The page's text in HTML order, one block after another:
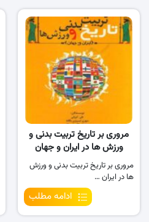
مروری بر تاریخ تربیت بدنی و
ورزش ها در ایران و جهان
مروری بر تاریخ تربیت بدنی و ورزش
ها در ایران …
ادامه مطلب